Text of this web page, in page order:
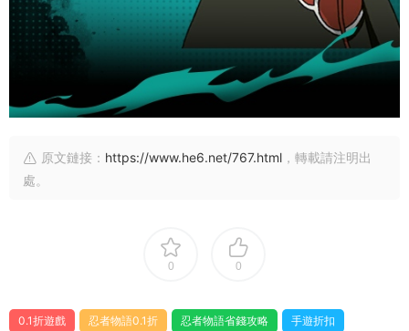
原文鏈接： https://www.he6.net/767.html ，轉載請注明出
處。
0 0
0.1折遊戲 忍者物語0.1折 忍者物語省錢攻略 手遊折扣